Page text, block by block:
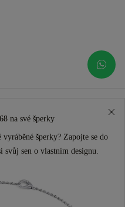
na své šperky
šperky? Zapojte se do
svůj sen o vlastním designu.